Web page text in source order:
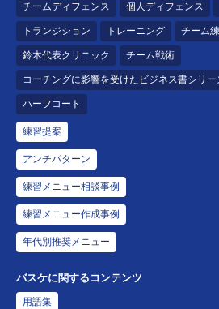
チームディフェンス 個人ディフェンス
トランジション トレーニング チーム
鈴木代表クリニック チーム戦術
コーチングに影響を受けたビジネス書シリー
ハーフコート
練習提案
アンチパターン
練習メニュー相談事例
練習メニュー作成事例
年代別推奨メニュー
バスケに関するコンテンツ
用語集